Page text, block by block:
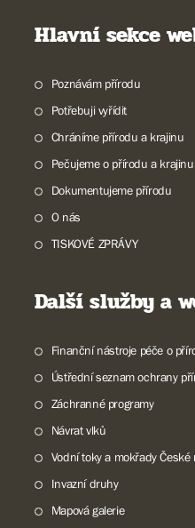
Hlavní sekce
Poznávám přírodu
Potřebuji vyřídit
Chráníme přírodu a krajinu
Pečujeme o přírodu a krajinu
Dokumentujeme přírodu
O nás
TISKOVÉ ZPRÁVY
Další služby a
Finanční nástroje péče o
Ústřední seznam ochrany
Záchranné programy
Návrat vlků
Vodní toky a mokřady České
Invazní druhy
Mapová galerie